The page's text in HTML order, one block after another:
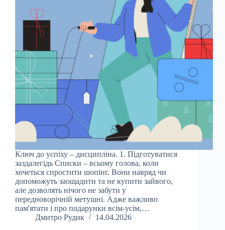
Ключ до успіху – дисципліна. 1. Підготуватися
заздалегідь Списки – всьому голова, коли
хочеться спростити шопінг. Вони навряд чи
допоможуть заощадити та не купити зайвого,
але дозволять нічого не забути у
передноворічній метушні. Адже важливо
пам'ятати і про подарунки всім-усім,…
Дмитро Рудик
14.04.2026